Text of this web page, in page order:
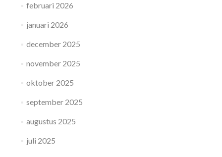
februari 2026
januari 2026
december 2025
november 2025
oktober 2025
september 2025
augustus 2025
juli 2025